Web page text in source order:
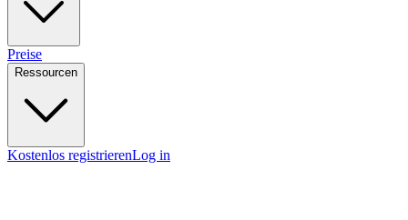
Preise
Ressourcen
Kostenlos registrierenLog in